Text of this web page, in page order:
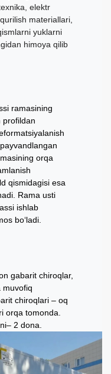
elektr
materiallari,
yuklarni
himoya qilib
ramasining
profildan
orqa
qismidagisi esa
Rama usti
ishlab
bo‘ladi.
gabarit chiroqlar,
muvofiq
chiroqlari – oq
orqa tomonda.
2 dona.